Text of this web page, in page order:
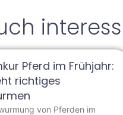
Pferd im Frühjahr:
richtiges
von Pferden im